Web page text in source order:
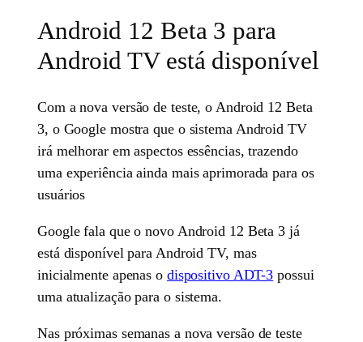
Android 12 Beta 3 para
Android TV está disponível
Com a nova versão de teste, o Android 12 Beta
3, o Google mostra que o sistema Android TV
irá melhorar em aspectos essências, trazendo
uma experiência ainda mais aprimorada para os
usuários
Google fala que o novo Android 12 Beta 3 já
está disponível para Android TV, mas
inicialmente apenas o dispositivo ADT-3 possui
uma atualização para o sistema.
Nas próximas semanas a nova versão de teste